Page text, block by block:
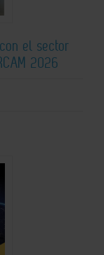
el sector
2026